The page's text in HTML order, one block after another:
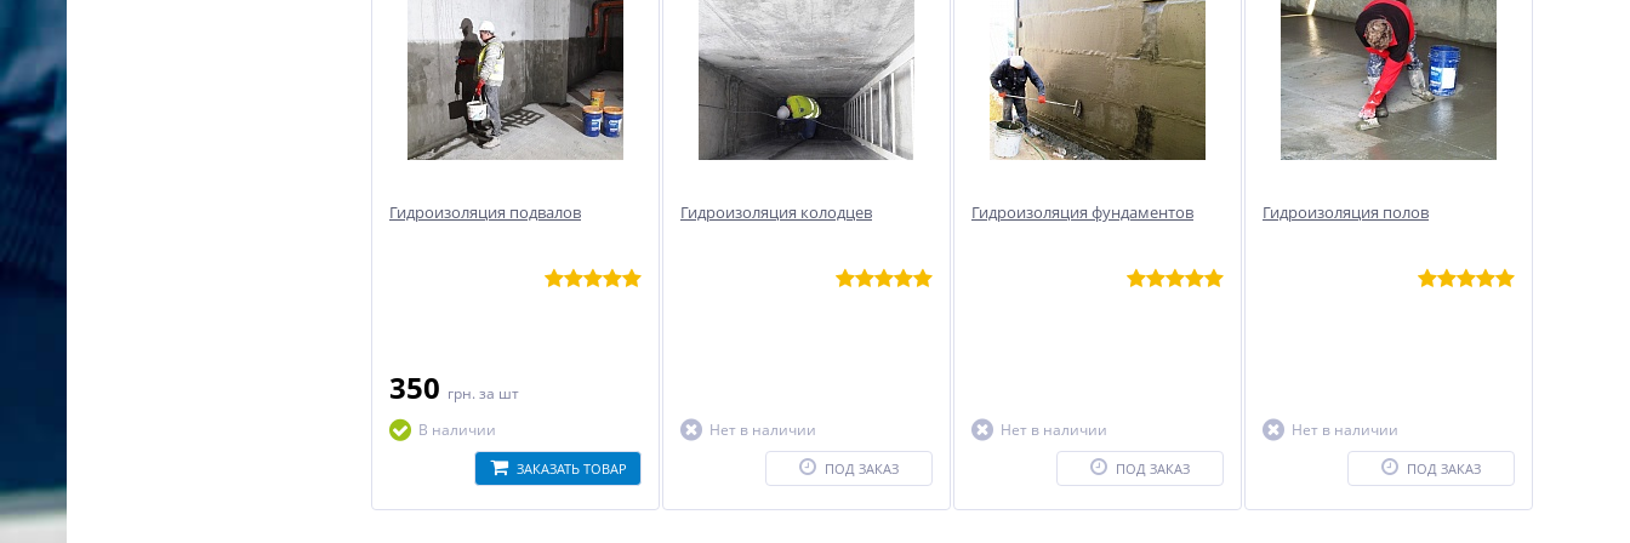
Гидроизоляция подвалов
350 грн. за шт
В наличии
ЗАКАЗАТЬ ТОВАР
Гидроизоляция колодцев
Нет в наличии
ПОД ЗАКАЗ
Гидроизоляция фундаментов
Нет в наличии
ПОД ЗАКАЗ
Гидроизоляция полов
Нет в наличии
ПОД ЗАКАЗ